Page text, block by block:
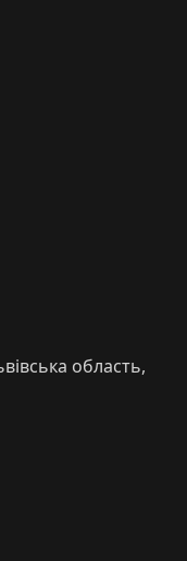
область,